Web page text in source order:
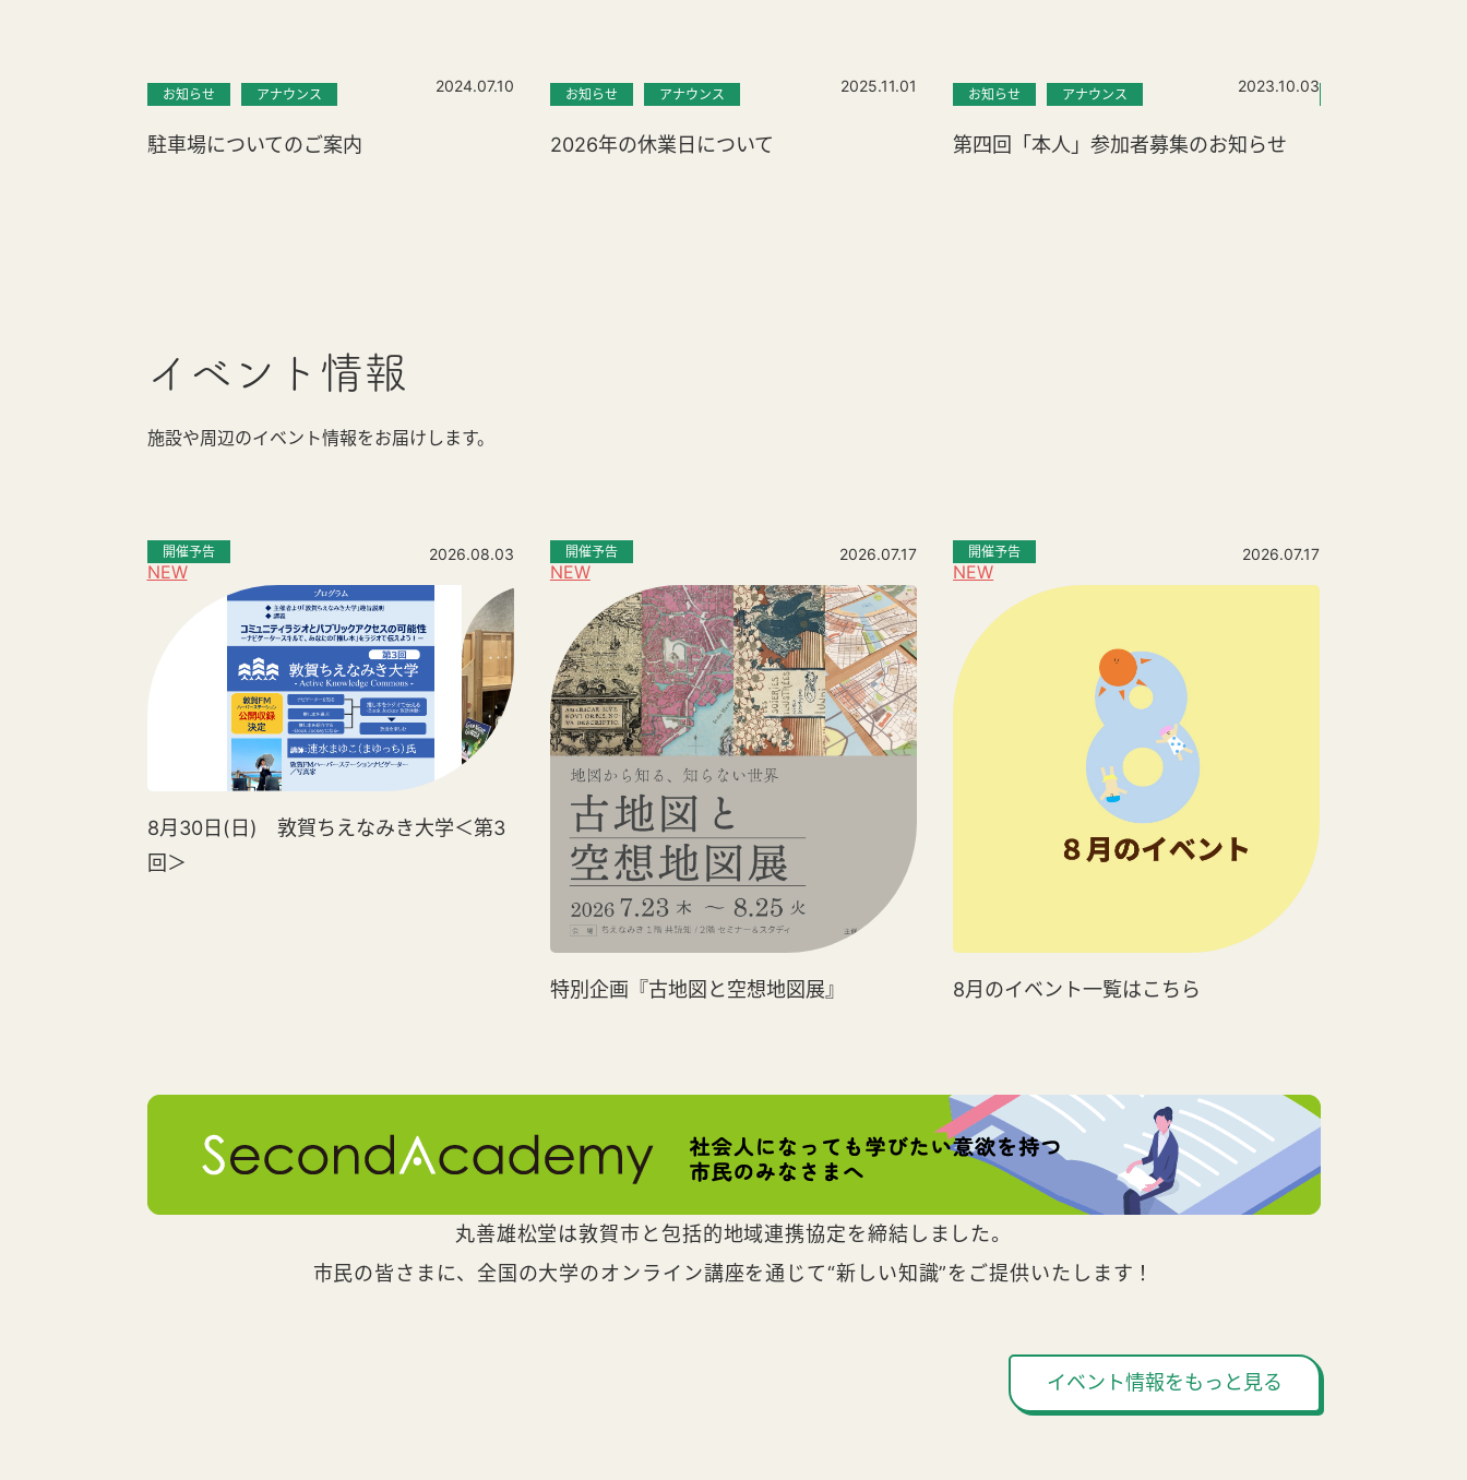
お知らせ アナウンス 2024.07.10
駐車場についてのご案内
お知らせ アナウンス 2025.11.01
2026年の休業日について
お知らせ アナウンス 2023.10.03
第四回「本人」参加者募集のお知らせ
イベント情報
施設や周辺のイベント情報をお届けします。
NEW
開催予告 2026.08.03
8月30日(日) 敦賀ちえなみき大学＜第3
回＞
NEW
開催予告 2026.07.17
特別企画『古地図と空想地図展』
NEW
開催予告 2026.07.17
8月のイベント一覧はこちら
丸善雄松堂は敦賀市と包括的地域連携協定を締結しました。
市民の皆さまに、全国の大学のオンライン講座を通じて“新しい知識”をご提供いたします！
イベント情報をもっと見る